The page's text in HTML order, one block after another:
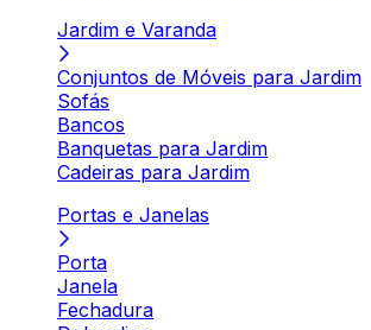
Jardim e Varanda
Conjuntos de Móveis para Jardim
Sofás
Bancos
Banquetas para Jardim
Cadeiras para Jardim
Portas e Janelas
Porta
Janela
Fechadura